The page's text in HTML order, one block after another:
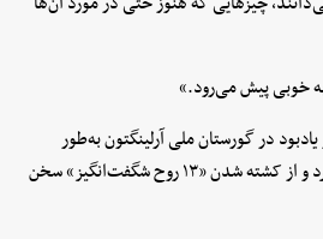
خوبی پیش می‌رود.»
در گورستان ملی آرلینگتون به‌طور
مختصر به جنگ با ایران اشاره کرد و از کشته شدن «۱۳ روح شگفت‌انگیز» سخن